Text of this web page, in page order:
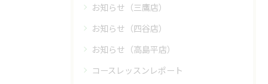
お知らせ（三鷹店）
お知らせ（四谷店）
お知らせ（高島平店）
コースレッスンレポート